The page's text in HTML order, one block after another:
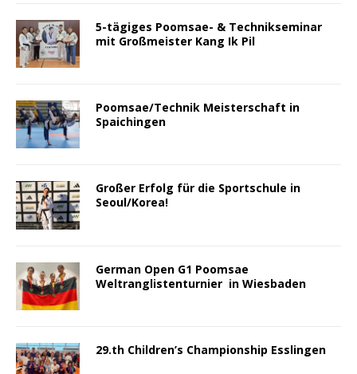
5-tägiges Poomsae- & Technikseminar
mit Großmeister Kang Ik Pil
Poomsae/Technik Meisterschaft in
Spaichingen
Großer Erfolg für die Sportschule in
Seoul/Korea!
German Open G1 Poomsae
Weltranglistenturnier in Wiesbaden
29.th Children’s Championship Esslingen